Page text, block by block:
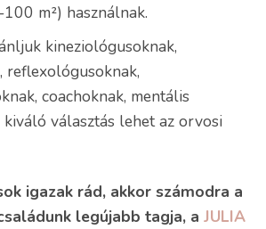
m²) használnak.
kineziológusoknak,
reflexológusoknak,
coachoknak, mentális
kiváló választás lehet az orvosi
igazak rád, akkor számodra a
legújabb tagja, a JULIA